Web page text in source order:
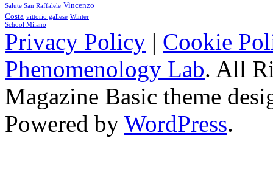
Salute San Raffalele Vincenzo
Costa vittorio gallese Winter
School Milano
Privacy Policy | Cookie
Phenomenology Lab. All
Magazine Basic theme
Powered by WordPress.